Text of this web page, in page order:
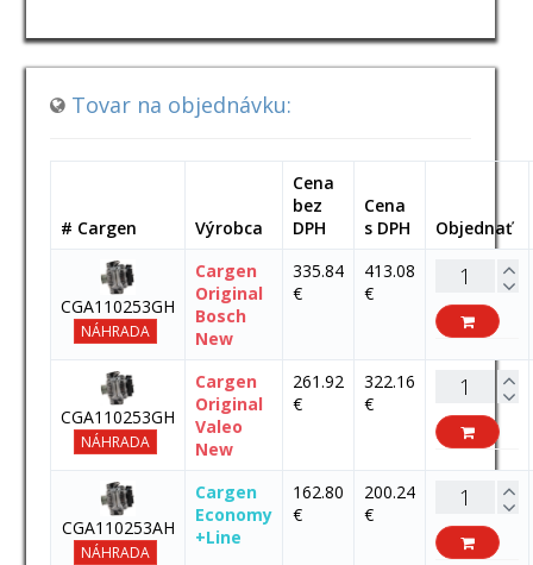
Tovar na objednávku:
# Cargen Výrobca
Cena
bez
DPH
Cena
s DPH
Objednať
CGA110253GH
NÁHRADA
Cargen
Original
Bosch
New
335.84
€
413.08
€
CGA110253GH
NÁHRADA
Cargen
Original
Valeo
New
261.92
€
322.16
€
CGA110253AH
NÁHRADA
Cargen
Economy
+Line
162.80
€
200.24
€